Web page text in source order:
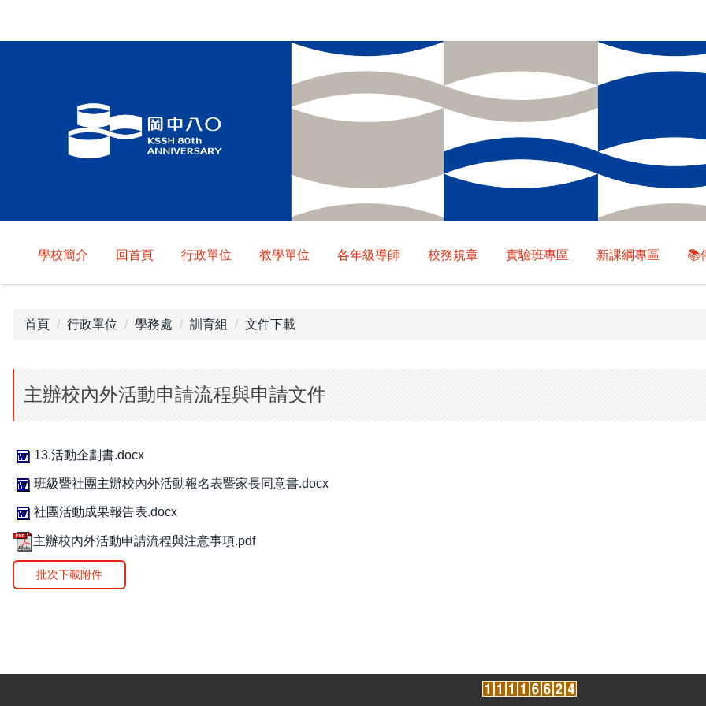
學校簡介 回首頁 行政單位 教學單位 各年級導師 校務規章 實驗班專區 新課綱專區 📚
首頁 行政單位 學務處 訓育組 文件下載
主辦校內外活動申請流程與申請文件
13.活動企劃書.docx
班級暨社團主辦校內外活動報名表暨家長同意書.docx
社團活動成果報告表.docx
主辦校內外活動申請流程與注意事項.pdf
批次下載附件